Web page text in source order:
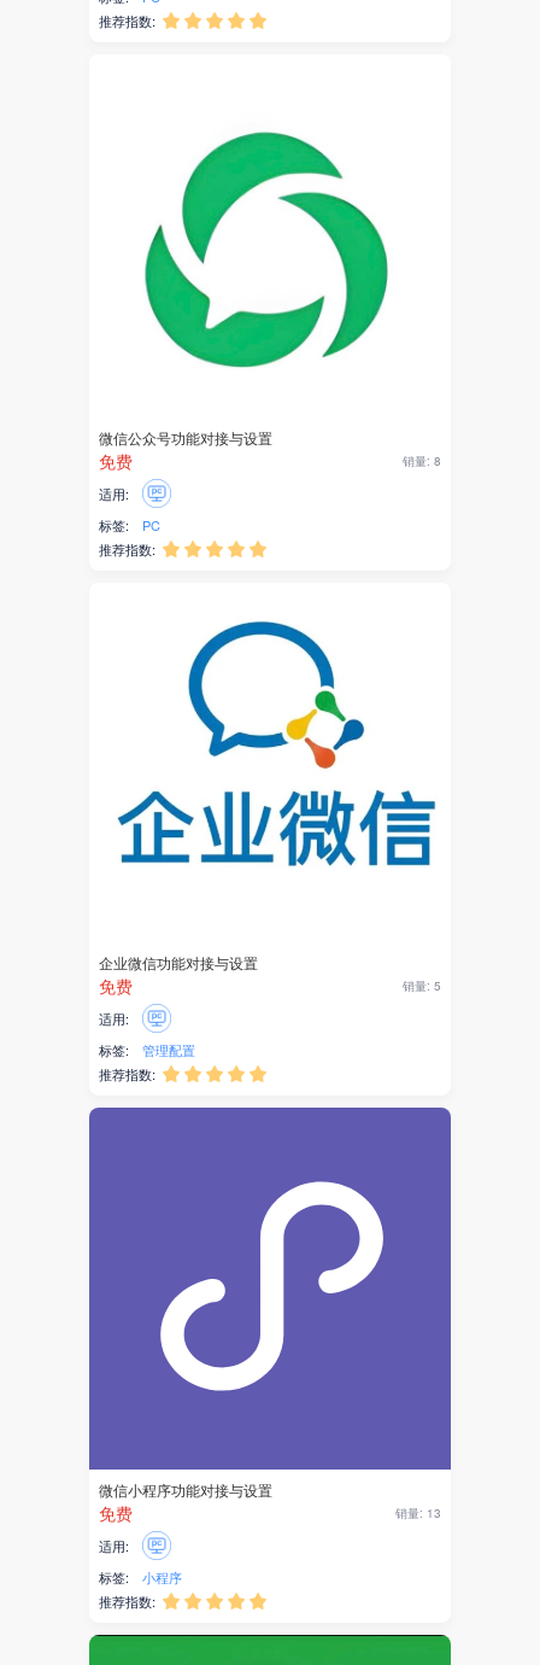
银联商务
收钱吧
AI图片
邮局
积分商城
主播带货
访客
投稿
微信公众号
管理配置
小程序
景区
存储
短剧
工具
推荐指数:     
微信公众号功能对接与设置
免费 销量: 8
适用:
标签:
PC
推荐指数:     
企业微信功能对接与设置
免费 销量: 5
适用:
标签:
管理配置
推荐指数:     
微信小程序功能对接与设置
免费 销量: 13
适用:
标签:
小程序
推荐指数:     